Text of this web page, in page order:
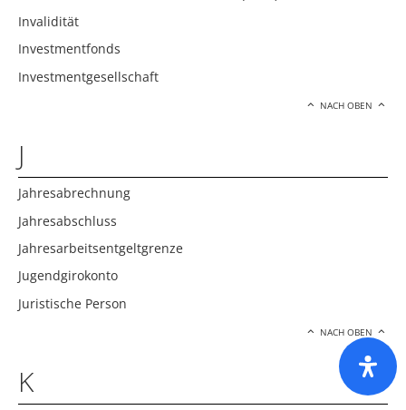
Invalidität
Investmentfonds
Investmentgesellschaft
NACH OBEN
J
Jahresabrechnung
Jahresabschluss
Jahresarbeitsentgeltgrenze
Jugendgirokonto
Juristische Person
NACH OBEN
K